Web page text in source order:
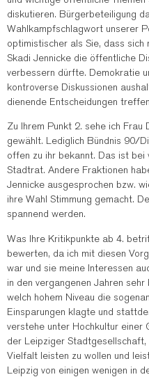
diskutieren. Bürgerbeteiligung
Wahlkampfschlagwort unserer
optimistischer als Sie, dass
Skadi Jennicke die öffentliche
verbessern dürfte. Demokratie
kontroverse Diskussionen
dienende Entscheidungen
Zu Ihrem Punkt 2. sehe ich Frau
gewählt. Lediglich Bündnis 90/
offen zu ihr bekannt. Das ist bei
Stadtrat. Andere Fraktionen
Jennicke ausgesprochen bzw.
ihre Wahl Stimmung gemacht.
spannend werden.
Was Ihre Kritikpunkte ab 4.
bewerten, da ich mit diesen
war und sie meine Interessen
in den vergangenen Jahren
welch hohem Niveau die
Einsparungen klagte und
verstehe unter Hochkultur einer
der Leipziger
Vielfalt leisten zu wollen und
Leipzig von einigen wenigen in